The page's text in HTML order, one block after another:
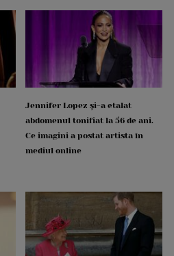
Jennifer Lopez și-a etalat
abdomenul tonifiat la 56 de ani.
Ce imagini a postat artista în
mediul online